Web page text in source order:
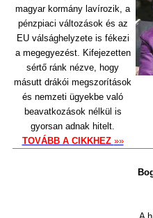
magyar kormány lavírozik, a
pénzpiaci változások és az
EU válsághelyzete is fékezi
a megegyezést. Kifejezetten
sértő ránk nézve, hogy
másutt drákói megszorítások
és nemzeti ügyekbe való
beavatkozások nélkül is
gyorsan adnak hitelt.
TOVÁBB A CIKKHEZ »»